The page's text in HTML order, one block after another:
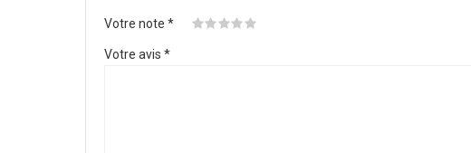
Votre note *
Votre avis *